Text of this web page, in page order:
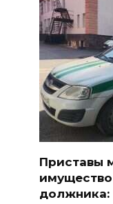
Приставы
должника: